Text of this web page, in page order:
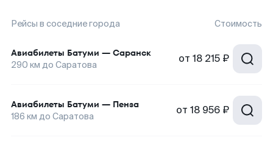
Рейсы в соседние города Стоимость
Авиабилеты Батуми — Саранск
290 км до Саратова от 18 215 ₽
Авиабилеты Батуми — Пенза
186 км до Саратова от 18 956 ₽